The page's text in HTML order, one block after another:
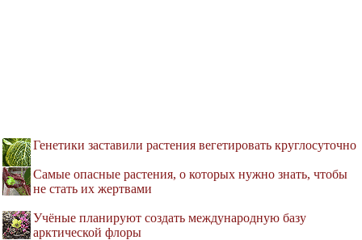
Генетики заставили растения вегетировать круглосуточно
Самые опасные растения, о которых нужно знать, чтобы
не стать их жертвами
Учёные планируют создать международную базу
арктической флоры